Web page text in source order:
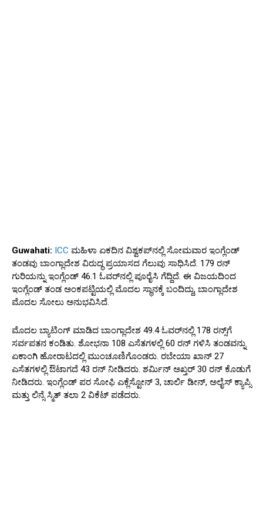
Guwahati: ICC ಮಹಿಳಾ ಏಕದಿನ ವಿಶ್ವಕಪ್‌ನಲ್ಲಿ ಸೋಮವಾರ ಇಂಗ್ಲೆಂಡ್
ತಂಡವು ಬಾಂಗ್ಲಾದೇಶ ವಿರುದ್ಧ ಪ್ರಯಾಸದ ಗೆಲುವು ಸಾಧಿಸಿದೆ. 179 ರನ್
ಗುರಿಯನ್ನು ಇಂಗ್ಲೆಂಡ್ 46.1 ಓವರ್‌ನಲ್ಲಿ ಪೂರೈಸಿ ಗೆದ್ದಿದೆ. ಈ ವಿಜಯದಿಂದ
ಇಂಗ್ಲೆಂಡ್ ತಂಡ ಅಂಕಪಟ್ಟಿಯಲ್ಲಿ ಮೊದಲ ಸ್ಥಾನಕ್ಕೆ ಬಂದಿದ್ದು, ಬಾಂಗ್ಲಾದೇಶ
ಮೊದಲ ಸೋಲು ಅನುಭವಿಸಿದೆ.
ಮೊದಲ ಬ್ಯಾಟಿಂಗ್ ಮಾಡಿದ ಬಾಂಗ್ಲಾದೇಶ 49.4 ಓವರ್‌ನಲ್ಲಿ 178 ರನ್ಸ್‌ಗೆ
ಸರ್ವಪತನ ಕಂಡಿತು. ಶೋಭನಾ 108 ಎಸೆತಗಳಲ್ಲಿ 60 ರನ್ ಗಳಿಸಿ ತಂಡವನ್ನು
ಏಕಾಂಗಿ ಹೋರಾಟದಲ್ಲಿ ಮುಂಚೂಣಿಗೊಂಡರು. ರಬೇಯಾ ಖಾನ್ 27
ಎಸೆತಗಳಲ್ಲಿ ಔಟಾಗದೆ 43 ರನ್ ನೀಡಿದರು. ಶರ್ಮಿನ್ ಅಖ್ತರ್ 30 ರನ್ ಕೊಡುಗೆ
ನೀಡಿದರು. ಇಂಗ್ಲೆಂಡ್ ಪರ ಸೋಫಿ ಎಕ್ಲೆಸ್ಟೋನ್ 3, ಚಾರ್ಲಿ ಡೀನ್, ಅಲೈಸ್ ಕ್ಯಾಪ್ಸಿ
ಮತ್ತು ಲಿನ್ಸೆ ಸ್ಮಿತ್ ತಲಾ 2 ವಿಕೆಟ್ ಪಡೆದರು.